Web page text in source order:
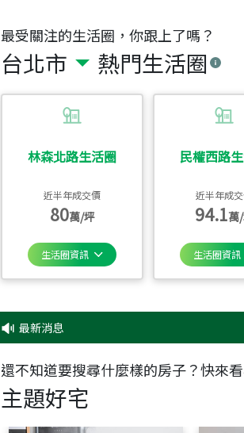
最受關注的生活圈，你跟上了嗎？
台北市 熱門生活圈
林森北路生活圈
近半年成交價
80萬/坪
生活圈資訊
民權西路
近半年成
94.1萬
生活圈資訊
最新消息 ✦✦
還不知道要搜尋什麼樣的房子？快來
主題好宅